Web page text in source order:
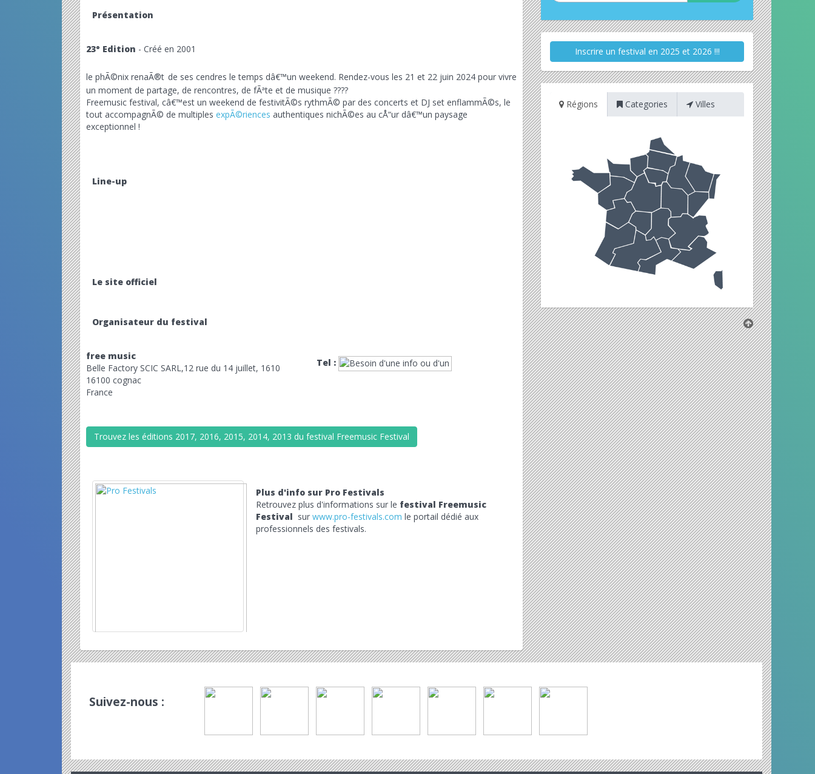
Présentation
23° Edition - Créé en 2001
le phÃ©nix renaÃ®t de ses cendres le temps dâ€™un weekend. Rendez-vous les 21 et 22 juin 2024 pour vivre
un moment de partage, de rencontres, de fÃªte et de musique ????
Freemusic festival, câ€™est un weekend de festivitÃ©s rythmÃ© par des concerts et DJ set enflammÃ©s, le
tout accompagnÃ© de multiples expÃ©riences authentiques nichÃ©es au cÅ“ur dâ€™un paysage
exceptionnel !
Line-up
Le site officiel
Organisateur du festival
free music
Belle Factory SCIC SARL,12 rue du 14 juillet, 1610
16100 cognac
France
Tel :
Trouvez les éditions 2017, 2016, 2015, 2014, 2013 du festival Freemusic Festival
Plus d'info sur Pro Festivals
Retrouvez plus d'informations sur le festival Freemusic
Festival sur www.pro-festivals.com le portail dédié aux
professionnels des festivals.
Inscrire un festival en 2025 et 2026 !!!
Régions Categories Villes
Suivez-nous :